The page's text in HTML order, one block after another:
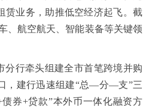
赁业务，助推低空经济起飞。截
、航空航天、智能装备等关键领
分行牵头组建全市首笔跨境并购
，建行迅速组建“总—分—支”三
券+贷款”本外币一体化融资方